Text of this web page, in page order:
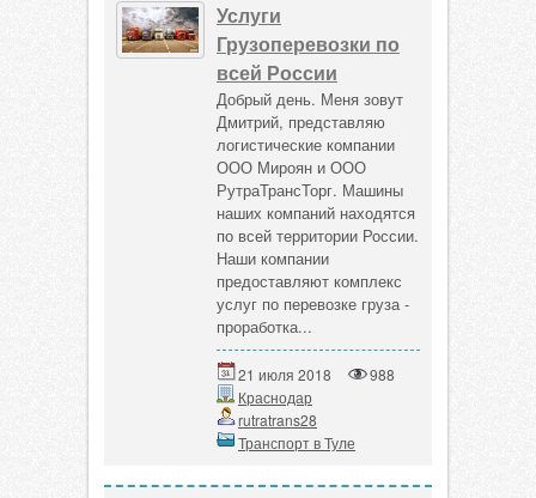
Услуги
Грузоперевозки по
всей России
Добрый день. Меня зовут
Дмитрий, представляю
логистические компании
ООО Мироян и ООО
РутраТрансТорг. Машины
наших компаний находятся
по всей территории России.
Наши компании
предоставляют комплекс
услуг по перевозке груза -
проработка...
21 июля 2018
988
Краснодар
rutratrans28
Транспорт в Туле